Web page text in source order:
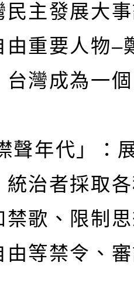
民主發展大
由重要人物–
台灣成為一
年代」：
統治者採取
禁歌、限制
由等禁令、